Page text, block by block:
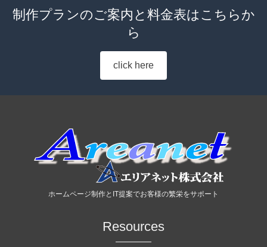
制作プランのご案内と料金表はこちらか
ら
click here
ホームページ制作とIT提案でお客様の繁栄をサポート
Resources